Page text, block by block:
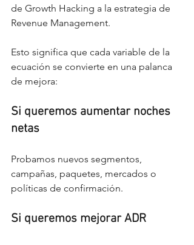
de Growth Hacking a la estrategia de
Revenue Management.
Esto significa que cada variable de la
ecuación se convierte en una palanca
de mejora:
Si queremos aumentar noches
netas
Probamos nuevos segmentos,
campañas, paquetes, mercados o
políticas de confirmación.
Si queremos mejorar ADR